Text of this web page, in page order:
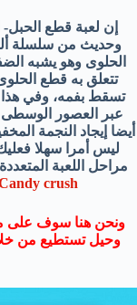
إن لعبة قطع
وحديث من سلسلة
الحلوى وهو يشبه
تتعلق به قطع
تسقط بفمه، وفي هذا
عبر العصور
أيضا إيجاد النجمة
ليس أمرا سهلا
مراحل اللعبة
crush
ونحن هنا سوف على
وحيل تستطيع من